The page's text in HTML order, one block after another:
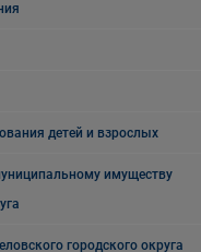
детей и взрослых
имуществу
городского округа